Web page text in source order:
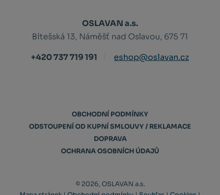
OSLAVAN a.s.
Bítešská 13, Náměšť nad Oslavou, 675 71
+420 737 719 191
eshop@oslavan.cz
OBCHODNÍ PODMÍNKY
ODSTOUPENÍ OD KUPNÍ SMLOUVY / REKLAMACE
DOPRAVA
OCHRANA OSOBNÍCH ÚDAJŮ
© 2026, OSLAVAN a.s.